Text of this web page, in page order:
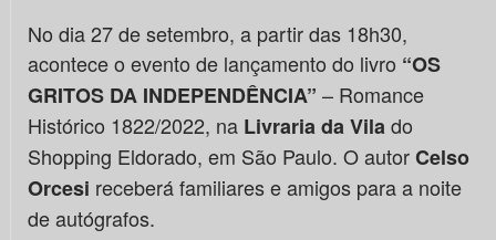
No dia 27 de setembro, a partir das 18h30,
acontece o evento de lançamento do livro “OS
GRITOS DA INDEPENDÊNCIA” – Romance
Histórico 1822/2022, na Livraria da Vilado
Shopping Eldorado, em São Paulo. O autorCelso
Orcesi receberá familiares e amigos para a noite
de autógrafos.